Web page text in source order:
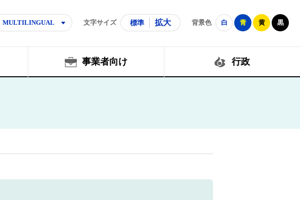
MULTILINGUAL 文字サイズ 標準 拡大 背景色 白 青 黄 黒
事業者向け 行政